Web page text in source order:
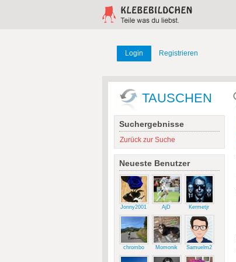
Login Registrieren
TAUSCHEN
Suchergebnisse
Zurück zur Suche
Neueste Benutzer
Jonny2001 AjD Kermetjr
chrombo Momonik Samuelm2